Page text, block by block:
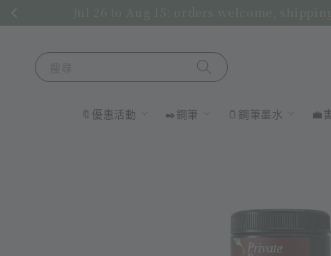
🔖優惠活動 ✒️鋼筆 🫙鋼筆墨水 💼